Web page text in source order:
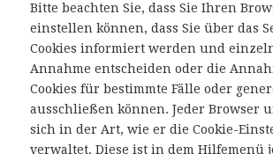
Bitte beachten Sie, dass Sie Ihren
einstellen können, dass Sie über das
Cookies informiert werden und
Annahme entscheiden oder die
Cookies für bestimmte Fälle oder
ausschließen können. Jeder Browser
sich in der Art, wie er die Cookie-
verwaltet. Diese ist in dem Hilfemenü